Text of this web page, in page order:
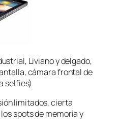
Liviano y delgado,
cámara frontal de
selfies)
limitados, cierta
spots de memoria y